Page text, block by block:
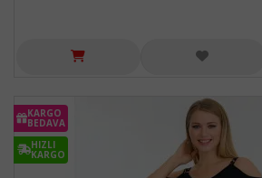
KARGO
BEDAVA
HIZLI
KARGO